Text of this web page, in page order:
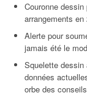
Couronne
arrangements
Alerte pour
jamais été le
Squelette dessin
données
orbe des